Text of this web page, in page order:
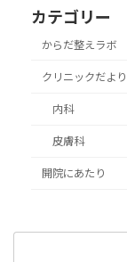
カテゴリー
からだ整えラボ
クリニックだより
内科
皮膚科
開院にあたり